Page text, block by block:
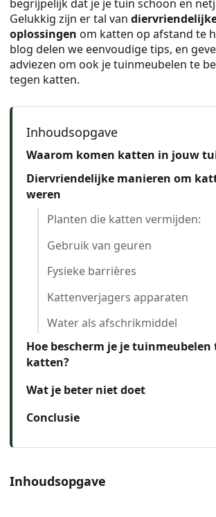
begrijpelijk dat je je tuin schoon en
Gelukkig zijn er tal van
oplossingen om katten op afstand te
blog delen we eenvoudige tips, en
adviezen om ook je tuinmeubelen te
tegen katten.
Waarom komen katten in jouw
Diervriendelijke manieren om
weren
Planten die katten vermijden:
Gebruik van geuren
Fysieke barrières
Kattenverjagers apparaten
Water als afschrikmiddel
Hoe bescherm je je tuinmeubelen
katten?
Wat je beter niet doet
Conclusie
Inhoudsopgave